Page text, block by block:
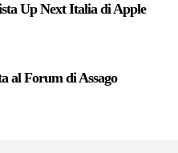
Up Next Italia di Apple
al Forum di Assago